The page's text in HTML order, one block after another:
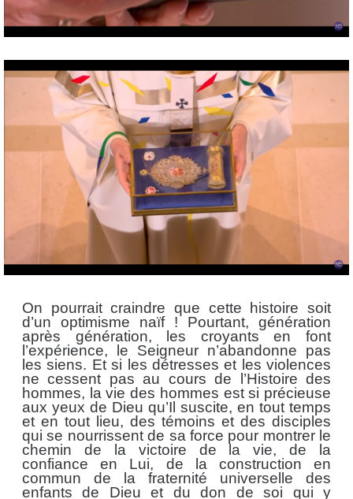
On pourrait craindre que cette histoire soit
d’un optimisme naïf ! Pourtant, génération
après génération, les croyants en font
l’expérience, le Seigneur n’abandonne pas
les siens. Et si les détresses et les violences
ne cessent pas au cours de l’Histoire des
hommes, la vie des hommes est si précieuse
aux yeux de Dieu qu’Il suscite, en tout temps
et en tout lieu, des témoins et des disciples
qui se nourrissent de sa force pour montrer le
chemin de la victoire de la vie, de la
confiance en Lui, de la construction en
commun de la fraternité universelle des
enfants de Dieu et du don de soi qui y